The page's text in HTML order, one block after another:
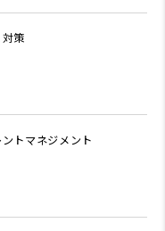
策
トマネジメント